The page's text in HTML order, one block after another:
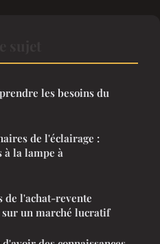
les besoins du
de l'éclairage :
à la lampe à
de l'achat-revente
un marché lucratif